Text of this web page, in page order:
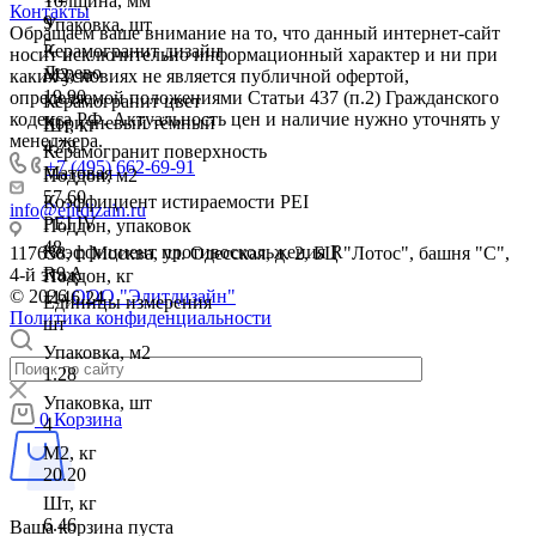
Упаковка, шт
5
М2, кг
19.90
Шт, кг
4.78
Поддон, м2
57.60
Поддон, упаковок
48
Поддон, кг
1146.24
9
Керамогранит дизайн
Дерево
Керамогранит цвет
Коричневый тёмный
Керамогранит поверхность
Матовая
Коэффициент истираемости PEI
PEI IV
Коэффициент противоскольжения R
R9 A
Единицы измерения
шт
Упаковка, м2
1.28
Упаковка, шт
4
М2, кг
20.20
Шт, кг
6.46
Контакты
Обращаем ваше внимание на то, что данный интернет-сайт
носит исключительно информационный характер и ни при
каких условиях не является публичной офертой,
определяемой положениями Статьи 437 (п.2) Гражданского
кодекса РФ. Актуальность цен и наличие нужно уточнять у
менеджера.
+7 (495) 662-69-91
info@elitdizain.ru
117638, г. Москва, ул. Одесская, д. 2, БЦ "Лотос", башня "С",
4-й этаж
© 2026ООО "Элитдизайн"
Политика конфиденциальности
0 Корзина
Ваша корзина пуста